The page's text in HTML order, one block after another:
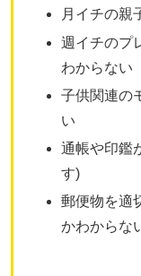
月イチの親
週イチのプ
わからない
子供関連の
い
通帳や印鑑
す)
郵便物を適
かわからな